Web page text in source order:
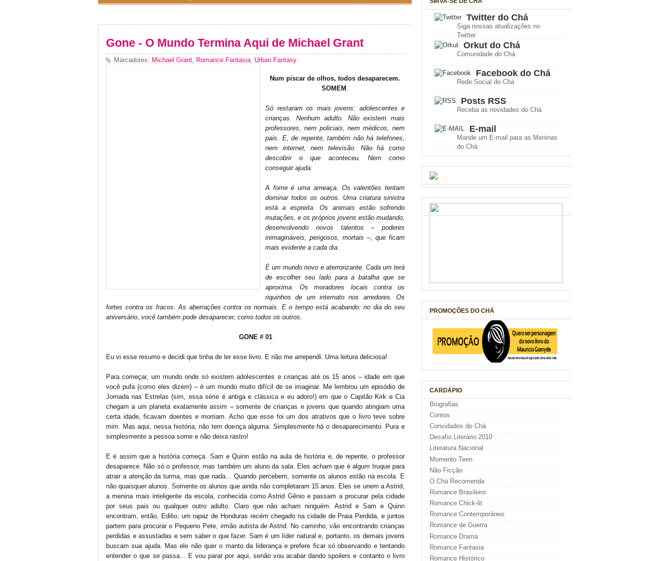
Gone - O Mundo Termina Aqui de Michael Grant
Marcadores: Michael Grant Romance Fantasia Urban Fantasy
Num piscar de olhos, todos desaparecem.
SOMEM
Só restaram os mais jovens: adolescentes e
crianças. Nenhum adulto. Não existem mais
professores, nem policiais, nem médicos, nem
pais. E, de repente, também não há telefones,
nem internet, nem televisão. Não há como
descobrir o que aconteceu. Nem como
conseguir ajuda.
A fome é uma ameaça. Os valentões tentam
dominar todos os outros. Uma criatura sinistra
está a espreita. Os animais estão sofrendo
mutações, e os próprios jovens estão mudando,
desenvolvendo novos talentos – poderes
inimagináveis, perigosos, mortais –, que ficam
mais evidente a cada dia.
É um mundo novo e aterrorizante. Cada um terá
de escolher seu lado para a batalha que se
aproxima. Os moradores locais contra os
riquinhos de um internato nos arredores. Os
fortes contra os fracos. As aberrações contra os normais. E o tempo está acabando: no dia do seu
aniversário, você também pode desaparecer, como todos os outros.
GONE # 01
Eu vi esse resumo e decidi que tinha de ler esse livro. E não me arrependi. Uma leitura deliciosa!
Para começar, um mundo onde só existem adolescentes e crianças até os 15 anos – idade em que
você pufa (como eles dizem) – é um mundo muito difícil de se imaginar. Me lembrou um episódio de
Jornada nas Estrelas (sim, essa série é antiga e clássica e eu adoro!) em que o Capitão Kirk e Cia
chegam a um planeta exatamente assim – somente de crianças e jovens que quando atingiam uma
certa idade, ficavam doentes e morriam. Acho que esse foi um dos atrativos que o livro teve sobre
mim. Mas aqui, nessa história, não tem doença alguma. Simplesmente há o desaparecimento. Pura e
simplesmente a pessoa some e não deixa rastro!
E é assim que a história começa. Sam e Quinn estão na aula de história e, de repente, o professor
desaparece. Não só o professor, mas também um aluno da sala. Eles acham que é algum truque para
atrair a atenção da turma, mas que nada... Quando percebem, somente os alunos estão na escola. E
não quaisquer alunos. Somente os alunos que ainda não completaram 15 anos. Eles se unem a Astrid,
a menina mais inteligente da escola, conhecida como Astrid Gênio e passam a procurar pela cidade
por seus pais ou qualquer outro adulto. Claro que não acham ninguém. Astrid e Sam e Quinn
encontram, então, Edilio, um rapaz de Honduras recém chegado na cidade de Praia Perdida, e juntos
partem para procurar o Pequeno Pete, irmão autista de Astrid. No caminho, vão encontrando crianças
perdidas e assustadas e sem saber o que fazer. Sam é um líder natural e, portanto, os demais jovens
buscam sua ajuda. Mas ele não quer o manto da liderança e prefere ficar só observando e tentando
entender o que se passa... E vou parar por aqui, senão vou acabar dando spoilers e contanto o livro
Twitter do Chá
Siga nossas atualizações no
Twitter
Orkut do Chá
Comunidade do Chá
Facebook do Chá
Rede Social do Chá
Posts RSS
Receba as novidades do Chá
E-mail
Mande um E-mail para as Meninas
do Chá
PROMOÇÕES DO CHÁ
CARDÁPIO
Biografias
Contos
Convidados do Chá
Desafio Literário 2010
Literatura Nacional
Momento Teen
Não Ficção
O Chá Recomenda
Romance Brasileiro
Romance Chick-lit
Romance Contemporâneo
Romance de Guerra
Romance Drama
Romance Fantasia
Romance Histórico